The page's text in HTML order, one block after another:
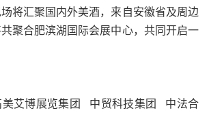
将汇聚国内外美酒，来自安徽省及周边
聚合肥滨湖国际会展中心，共同开启一
美艾博展览集团 中贸科技集团 中法合